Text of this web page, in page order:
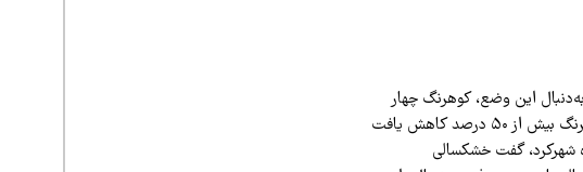
و ادامه یافته است. به‌دنبال این وضع، کوهرنگ چهار
سال پیش چنین روزهایی را تجربه کرد. شهریور ۱۴۰۰ خبر آمد که حجم آب چشمه کوهرنگ بیش از ۵۰ درصد کاهش یافت
شهرکرد، گفت خشکسالی